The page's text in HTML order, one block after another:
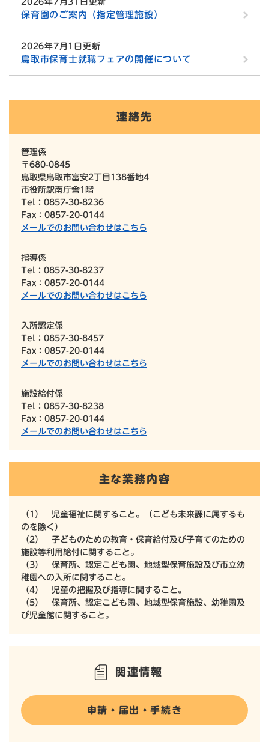
2026年7月31日更新
保育園のご案内（指定管理施設）
2026年7月1日更新
鳥取市保育士就職フェアの開催について
連絡先
管理係
〒680-0845
鳥取県鳥取市富安2丁目138番地4
市役所駅南庁舎1階
Tel：0857-30-8236
Fax：0857-20-0144
メールでのお問い合わせはこちら
指導係
Tel：0857-30-8237
Fax：0857-20-0144
メールでのお問い合わせはこちら
入所認定係
Tel：0857-30-8457
Fax：0857-20-0144
メールでのお問い合わせはこちら
施設給付係
Tel：0857-30-8238
Fax：0857-20-0144
メールでのお問い合わせはこちら
主な業務内容
（1） 児童福祉に関すること。（こども未来課に属するも
のを除く）
（2） 子どものための教育・保育給付及び子育てのための
施設等利用給付に関すること。
（3） 保育所、認定こども園、地域型保育施設及び市立幼
稚園への入所に関すること。
（4） 児童の把握及び指導に関すること。
（5） 保育所、認定こども園、地域型保育施設、幼稚園及
び児童館に関すること。
関連情報
申請・届出・手続き